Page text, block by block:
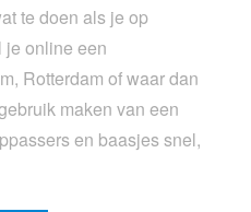
te doen als je op
je online een
Rotterdam of waar dan
maken van een
en baasjes snel,